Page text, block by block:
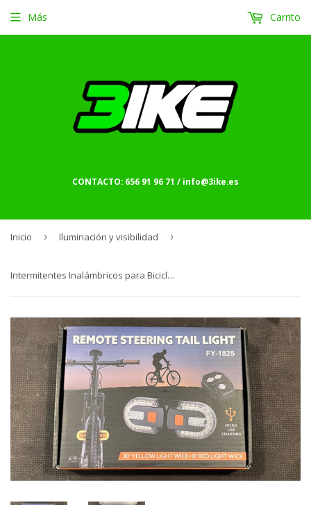
CONTACTO: 656 91 96 71 / info@3ike.es
Más Carrito
Inicio › Iluminación y visibilidad ›
Intermitentes Inalámbricos para Bicicleta con Carga USB